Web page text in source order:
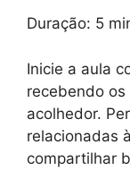
Duração: 5
Inicie a aula
recebendo
acolhedor.
relacionadas
compartilhar